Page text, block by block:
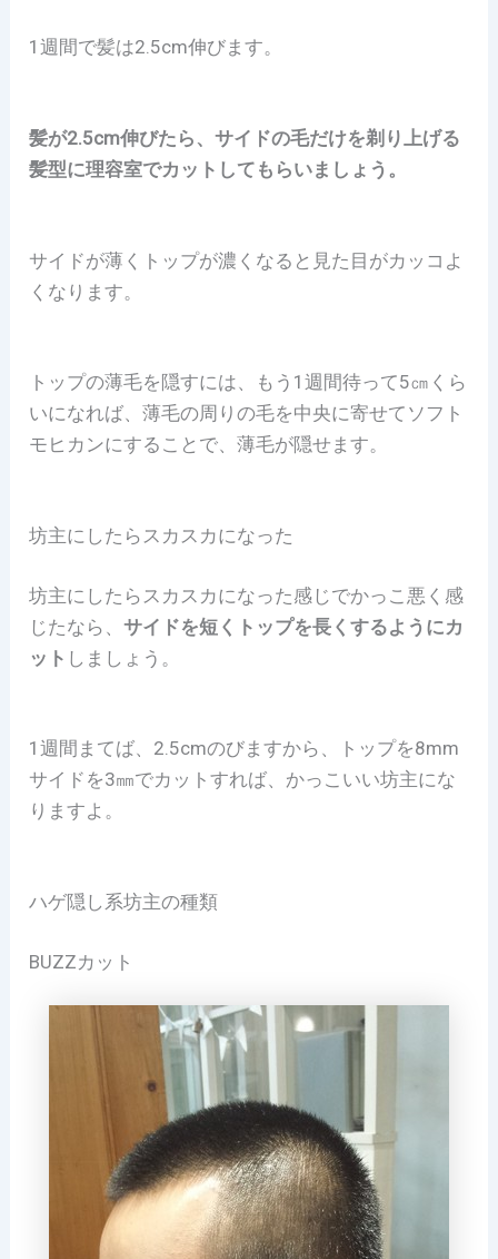
1週間で髪は2.5cm伸びます。
髪が2.5cm伸びたら、サイドの毛だけを剃り上げる
髪型に理容室でカットしてもらいましょう。
サイドが薄くトップが濃くなると見た目がカッコよ
くなります。
トップの薄毛を隠すには、もう1週間待って5㎝くら
いになれば、薄毛の周りの毛を中央に寄せてソフト
モヒカンにすることで、薄毛が隠せます。
坊主にしたらスカスカになった
坊主にしたらスカスカになった感じでかっこ悪く感
じたなら、サイドを短くトップを長くするようにカ
ット しましょう。
1週間まてば、2.5cmのびますから、トップを8mm
サイドを3㎜でカットすれば、かっこいい坊主にな
りますよ。
ハゲ隠し系坊主の種類
BUZZカット